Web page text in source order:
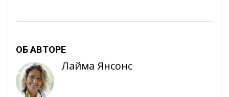
ОБ АВТОРЕ
Лайма Янсонс